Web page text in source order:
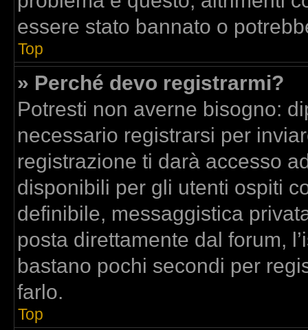
essere stato bannato o
Top
» Perché devo registrarmi?
Potresti non averne bisogno:
necessario registrarsi per
registrazione ti darà accesso
disponibili per gli utenti ospiti
definibile, messaggistica
posta direttamente dal forum,
bastano pochi secondi per
farlo.
Top